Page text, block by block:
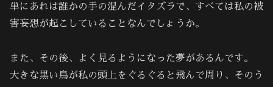
単にあれは誰かの手の混んだイタズラで、すべては私の被
害妄想が起こしていることなんでしょうか。
また、その後、よく見るようになった夢があるんです。
大きな黒い鳥が私の頭上をぐるぐると飛んで周り、そのう